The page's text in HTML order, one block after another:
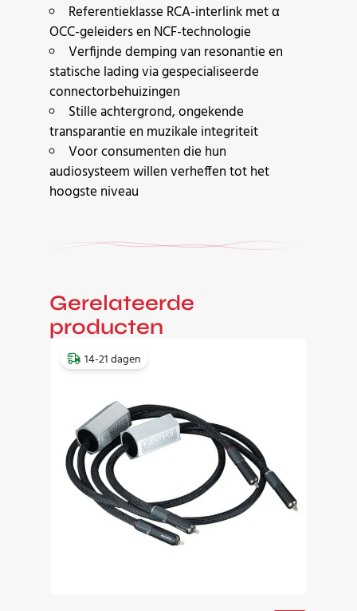
Referentieklasse RCA-interlink met α
OCC-geleiders en NCF-technologie
Verfijnde demping van resonantie en
statische lading via gespecialiseerde
connectorbehuizingen
Stille achtergrond, ongekende
transparantie en muzikale integriteit
Voor consumenten die hun
audiosysteem willen verheffen tot het
hoogste niveau
Gerelateerde
producten
14-21 dagen